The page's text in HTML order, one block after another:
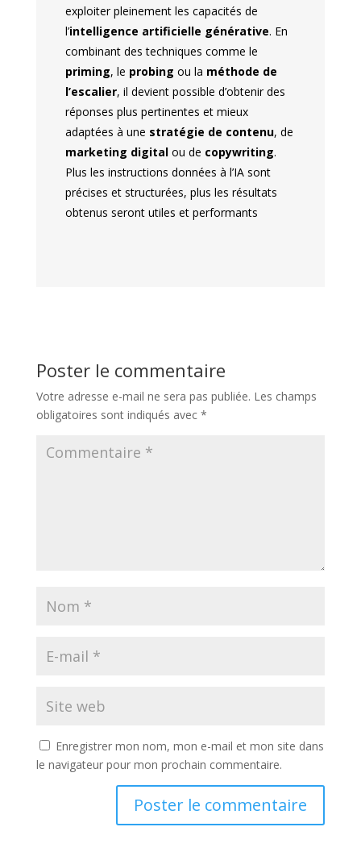
exploiter pleinement les capacités de
l’intelligence artificielle générative. En
combinant des techniques comme le
priming, le probing ou la méthode de
l’escalier, il devient possible d’obtenir des
réponses plus pertinentes et mieux
adaptées à une stratégie de contenu, de
marketing digitalou de copywriting.
Plus les instructions données à l’IA sont
précises et structurées, plus les résultats
obtenus seront utiles et performants
Poster le commentaire
Votre adresse e-mail ne sera pas publiée. Les champs
obligatoires sont indiqués avec *
Enregistrer mon nom, mon e-mail et mon site dans
le navigateur pour mon prochain commentaire.